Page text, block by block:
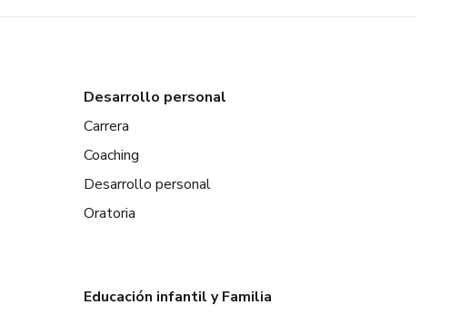
Desarrollo personal
Carrera
Coaching
Desarrollo personal
Oratoria
Educación infantil y Familia